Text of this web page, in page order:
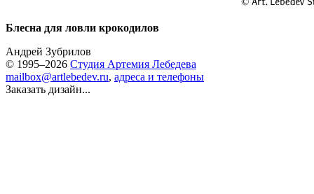
Блесна для ловли крокодилов
Андрей Зубрилов
© 1995–2026 Студия Артемия Лебедева
mailbox@artlebedev.ru, адреса и телефоны
Заказать дизайн...